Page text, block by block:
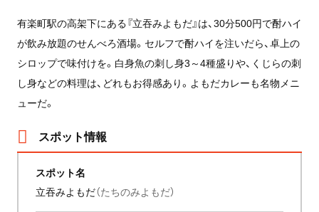
有楽町駅の高架下にある『立吞みよもだ』は、30分500円で酎ハイ
が飲み放題のせんべろ酒場。セルフで酎ハイを注いだら、卓上の
シロップで味付けを。白身魚の刺し身3～4種盛りや、くじらの刺
し身などの料理は、どれもお得感あり。よもだカレーも名物メニ
ューだ。
スポット情報
スポット名
立吞みよもだ（たちのみよもだ）